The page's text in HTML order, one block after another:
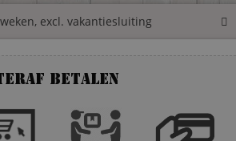
excl. vakantiesluiting
betalen